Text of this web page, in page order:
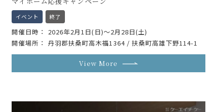
イベント 終了
開催日時
2026年2月1日(日)～2月28日(土)
開催場所
丹羽郡扶桑町高木福1364 / 扶桑町高雄下野114-1
View More